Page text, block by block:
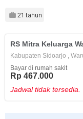
21 tahun
RS Mitra Keluarga
Kabupaten Sidoarjo ,
Bayar di rumah sakit
Rp 467.000
Jadwal tidak tersedia.